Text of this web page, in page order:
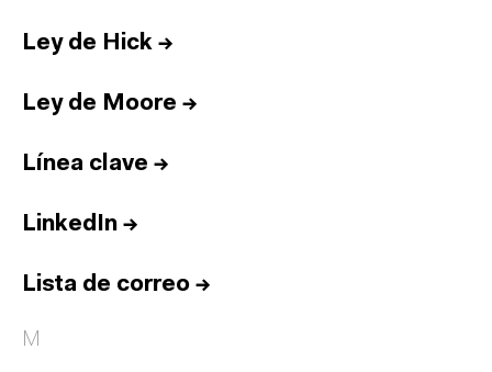
Ley de Hick →
Ley de Moore →
Línea clave →
LinkedIn →
Lista de correo →
M